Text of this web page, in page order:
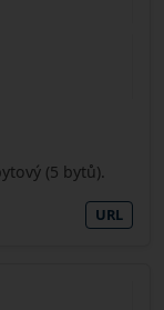
(5 bytů).
URL